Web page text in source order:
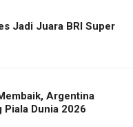
Jadi Juara BRI Super
Argentina
Piala Dunia 2026